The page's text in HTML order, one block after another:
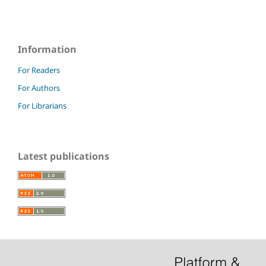
Information
For Readers
For Authors
For Librarians
Latest publications